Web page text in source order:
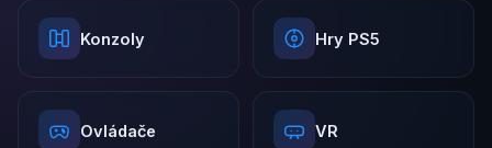
Konzoly Hry PS5
Ovládače VR